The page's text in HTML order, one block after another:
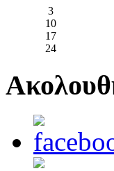
3
10
17
24